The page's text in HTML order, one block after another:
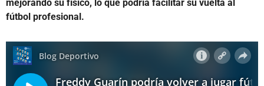
mejorando su físico, lo que podría facilitar su vuelta al
fútbol profesional.